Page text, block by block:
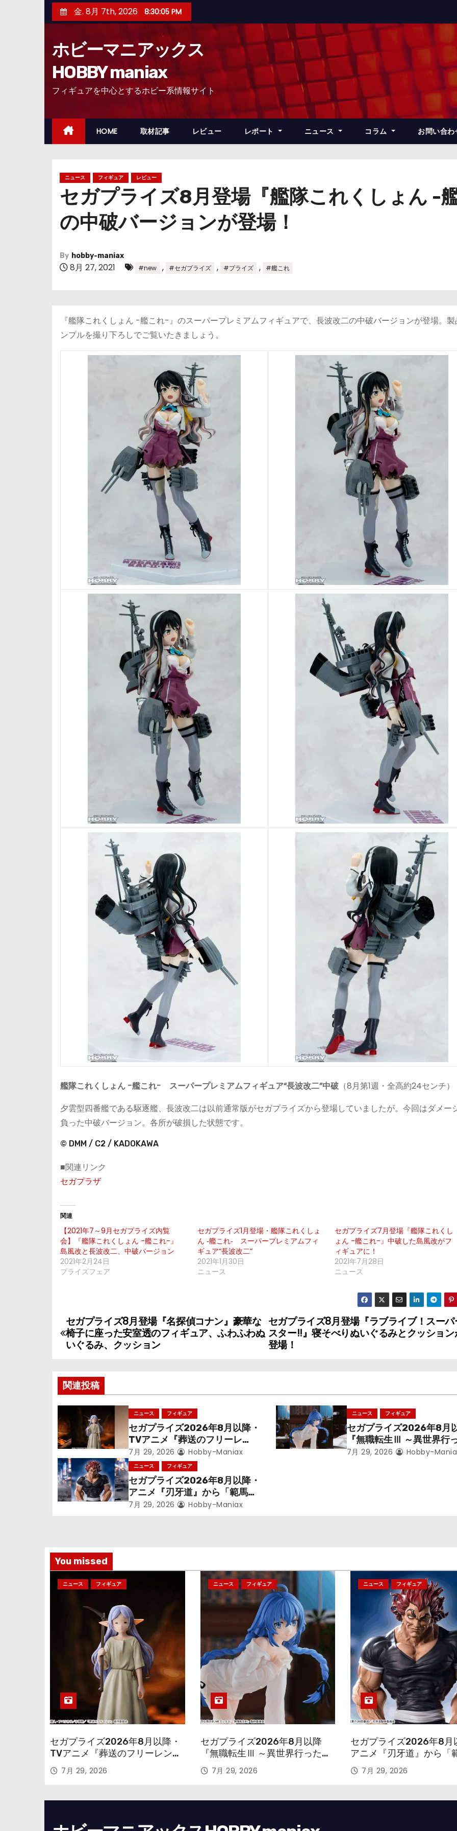
ン
ッ
金. 8月 7th, 2026 8:30:06 PM
ホビーマニアックス
HOBBY maniax
フィギュアを中心とするホビー系情報サイト
HOME 取材記事 レビュー レポート ニュース コラム お問い合わ
ニュース フィギュア レビュー
セガプライズ8月登場『艦隊これくしょん -
の中破バージョンが登場！
By hobby-maniax
8月 27, 2021 #new , #セガプライズ , #プライズ , #艦これ
『艦隊これくしょん -艦これ-』のスーパープレミアムフィギュアで、長波改二の中破バージョンが登場。
ンプルを撮り下ろしでご覧いたきましょう。
艦隊これくしょん -艦これ- スーパープレミアムフィギュア“長波改二”中破 （8月第1週・全高約24センチ）
夕雲型四番艦である駆逐艦、長波改二は以前通常版がセガプライズから登場していましたが。今回はダメー
負った中破バージョン。各所が破損した状態です。
© DMM / C2 / KADOKAWA
■関連リンク
セガプラザ
関連
【2021年7～9月セガプライズ内覧
会】『艦隊これくしょん -艦これ-』
島風改と長波改二、中破バージョン
2021年2月24日
プライズフェア
セガプライズ1月登場・艦隊これくしょ
ん ‐艦これ‐ スーパープレミアムフィ
ギュア“長波改二”
2021年1月30日
ニュース
セガプライズ7月登場『艦隊これくし
ょん -艦これ-』中破した島風改がフ
ィギュアに！
2021年7月28日
ニュース
投
稿
ビ
ゲ
ー
シ
ョ
ン
セガプライズ8月登場『ラブライブ！スーパ
スター!!』寝そべりぬいぐるみとクッション
登場！
セガプライズ8月登場『名探偵コナン』豪華な
椅子に座った安室透のフィギュア、ふわふわぬ
いぐるみ、クッション
関連投稿
ニュース フィギュア
セガプライズ2026年8月以降・
TVアニメ『葬送のフリーレ
ン』鉱山で300年働くことにな
っっちゃった「フリーレン」を
立体化！
7月 29, 2026 Hobby-Maniax
ニュース フィギュア
セガプライズ2026年8月
『無職転生Ⅲ ～異世界行
本気だす～』から「ロキ
7月 29, 2026 Hobby-
ニュース フィギュア
セガプライズ2026年8月以降・
アニメ『刃牙道』から「範馬勇
次郎」が登場ッッ!!
7月 29, 2026 Hobby-Maniax
You missed
ニュース フィギュア
セガプライズ2026年8月以降・
TVアニメ『葬送のフリーレン』
鉱山で300年働くことになっっ
ちゃった「フリーレン」を立体
7月 29, 2026
ニュース フィギュア
セガプライズ2026年8月以降
『無職転生Ⅲ ～異世界行ったら
本気だす～』から「ロキシー」
のフィギュアが登場！
7月 29, 2026
ニュース フィギュア
セガプライズ2026年8月
アニメ『刃牙道』から「
次郎」が登場ッッ!!
7月 29, 2026